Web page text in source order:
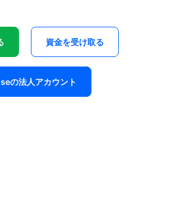
資金を受け取る
の法人アカウント